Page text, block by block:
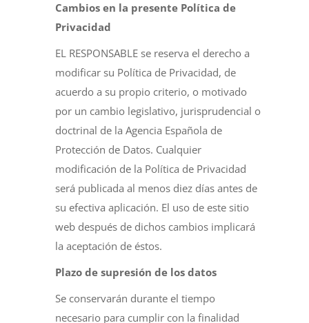
Cambios en la presente Política de
Privacidad
EL RESPONSABLE se reserva el derecho a
modificar su Política de Privacidad, de
acuerdo a su propio criterio, o motivado
por un cambio legislativo, jurisprudencial o
doctrinal de la Agencia Española de
Protección de Datos. Cualquier
modificación de la Política de Privacidad
será publicada al menos diez días antes de
su efectiva aplicación. El uso de este sitio
web después de dichos cambios implicará
la aceptación de éstos.
Plazo de supresión de los datos
Se conservarán durante el tiempo
necesario para cumplir con la finalidad